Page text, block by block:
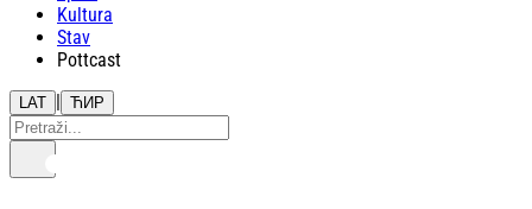
Kultura
Stav
Pottcast
LAT | ЋИР